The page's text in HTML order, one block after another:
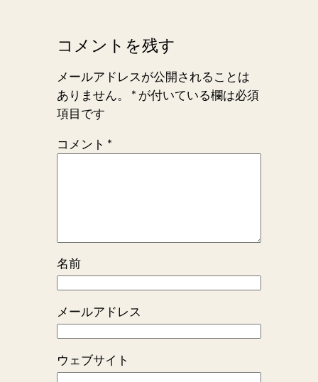
コメントを残す
メールアドレスが公開されることは
ありません。
* が付いている欄は必須
項目です
コメント *
名前
メールアドレス
ウェブサイト